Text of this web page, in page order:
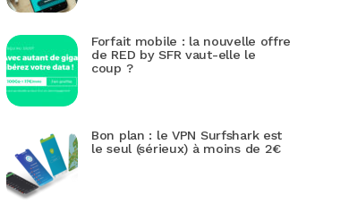
Forfait mobile : la nouvelle offre
de RED by SFR vaut-elle le
coup ?
Bon plan : le VPN Surfshark est
le seul (sérieux) à moins de 2€